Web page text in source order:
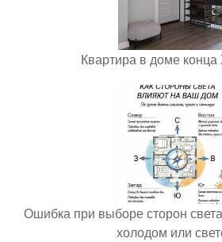
Квартира в доме конца
Ошибка при выборе сторон
холодом или